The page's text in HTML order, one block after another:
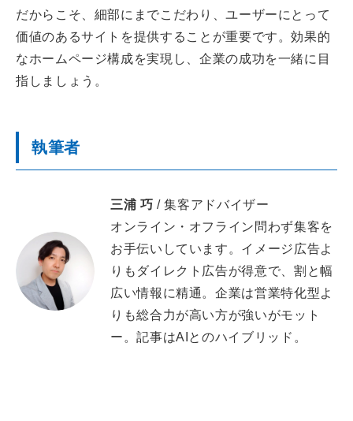
だからこそ、細部にまでこだわり、ユーザーにとって
価値のあるサイトを提供することが重要です。効果的
なホームページ構成を実現し、企業の成功を一緒に目
指しましょう。
執筆者
三浦 巧 / 集客アドバイザー
オンライン・オフライン問わず集客を
お手伝いしています。イメージ広告よ
りもダイレクト広告が得意で、割と幅
広い情報に精通。企業は営業特化型よ
りも総合力が高い方が強いがモット
ー。記事はAIとのハイブリッド。